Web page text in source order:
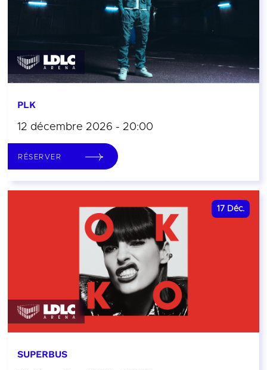
PLK
12 décembre 2026 - 20:00
RÉSERVER
17 Déc.
SUPERBUS